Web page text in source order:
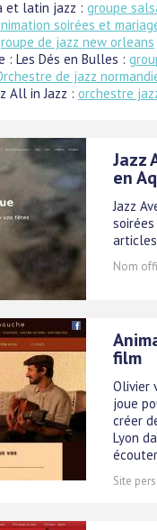
et latin jazz : groupe
soirées et
de jazz new orleans
: Les Dés en Bulles :
de jazz
All in Jazz : orchestre
Jazz
en
Jazz
Nom
film
Olivier
joue
créer
Lyon
Site